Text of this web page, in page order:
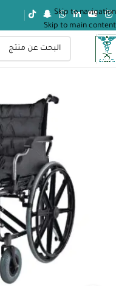
Skip to navigation
Skip to main content